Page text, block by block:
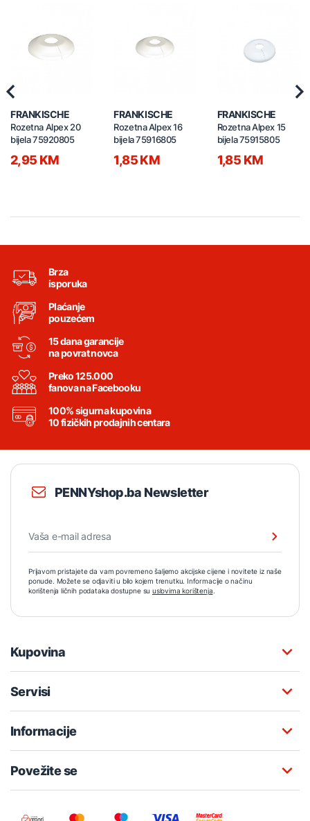
FRANKISCHE
Rozetna Alpex 20
bijela 75920805
2,95 KM
FRANKISCHE
Rozetna Alpex 16
bijela 75916805
1,85 KM
FRANKISCHE
Rozetna Alpex 15
bijela 75915805
1,85 KM
Brza
isporuka
Plaćanje
pouzećem
15 dana garancije
na povrat novca
Preko 125.000
fanova na Facebooku
100% sigurna kupovina
10 fizičkih prodajnih centara
PENNYshop.ba Newsletter
Prijavom pristajete da vam povremeno šaljemo akcijske cijene i novitete iz naše
ponude. Možete se odjaviti u bilo kojem trenutku. Informacije o načinu
korištenja ličnih podataka dostupne su uslovima korištenja.
Kupovina
Servisi
Informacije
Povežite se